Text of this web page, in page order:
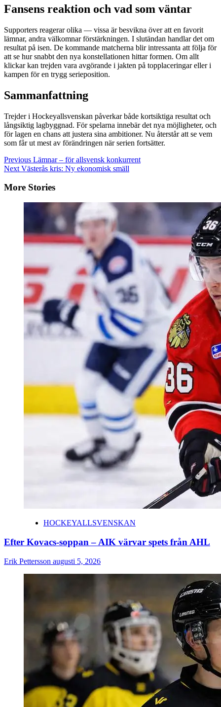
Fansens reaktion och vad som väntar
Supporters reagerar olika — vissa är besvikna över att en favorit
lämnar, andra välkomnar förstärkningen. I slutändan handlar det om
resultat på isen. De kommande matcherna blir intressanta att följa för
att se hur snabbt den nya konstellationen hittar formen. Om allt
klickar kan trejden vara avgörande i jakten på topplaceringar eller i
kampen för en trygg serieposition.
Sammanfattning
Trejder i Hockeyallsvenskan påverkar både kortsiktiga resultat och
långsiktig lagbyggnad. För spelarna innebär det nya möjligheter, och
för lagen en chans att justera sina ambitioner. Nu återstår att se vem
som får ut mest av förändringen när serien fortsätter.
Continue
Reading
Previous Lämnar – för allsvensk konkurrent
Next Västerås kris: Ny ekonomisk smäll
More Stories
HOCKEYALLSVENSKAN
Efter Kovacs-soppan – AIK värvar spets från AHL
Erik Pettersson augusti 5, 2026